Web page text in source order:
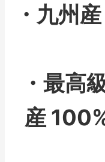
・九州
・最高
産